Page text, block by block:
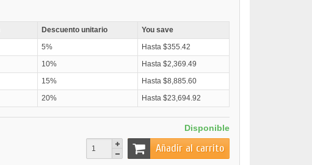
Descuento unitario
You save
5%
Hasta $355.42
10%
Hasta $2,369.49
15%
Hasta $8,885.60
20% Hasta $23,694.92
Disponible
Añadir al carrito